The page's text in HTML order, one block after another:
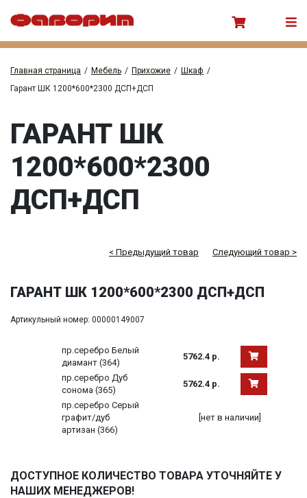
Главная страница / Мебель / Прихожие / Шкаф /
Гарант ШК 1200*600*2300 ДСП+ДСП
ГАРАНТ ШК
1200*600*2300
ДСП+ДСП
< Предыдущий товар Следующий товар >
ГАРАНТ ШК 1200*600*2300 ДСП+ДСП
Артикульный номер: 00000149007
пр.серебро Белый
диамант (364)
5762.4 р.
пр.серебро Дуб
сонома (365)
5762.4 р.
пр.серебро Серый
графит/дуб
артизан (366)
[нет в наличии]
ДОСТУПНОЕ КОЛИЧЕСТВО ТОВАРА УТОЧНЯЙТЕ У
НАШИХ МЕНЕДЖЕРОВ!